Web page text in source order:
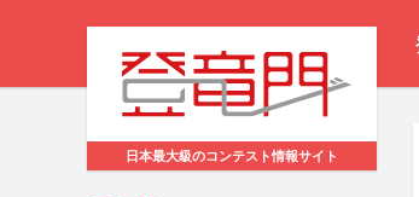
日本最大級のコンテスト情報サイト